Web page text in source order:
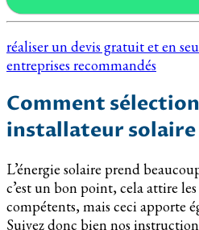
réaliser un devis gratuit et en
entreprises recommandés
Comment
installateur solaire
L’énergie solaire prend
c’est un bon point, cela attire
compétents, mais ceci apporte
Suivez donc bien nos